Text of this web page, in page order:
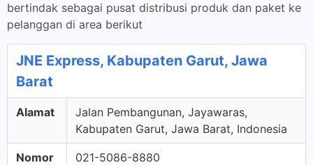
bertindak sebagai pusat distribusi produk dan paket ke
pelanggan di area berikut
JNE Express, Kabupaten Garut, Jawa
Barat
Alamat
Jalan Pembangunan, Jayawaras,
Kabupaten Garut, Jawa Barat, Indonesia
Nomor
021-5086-8880